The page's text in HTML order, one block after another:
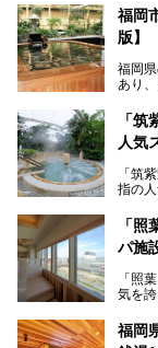
す。
「ふ
住民
帰り
福岡
版】
福岡
あり
そん
れる
いス
「
人気
「筑
指の
入浴
そこ
ーム
介し
「
パ施
「照
気を
常連
福岡